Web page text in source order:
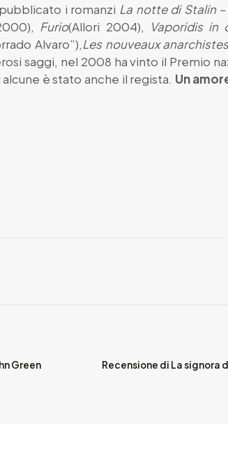
i romanzi La notte di Stalin
Furio(Allori 2004), Vaporidis in
Alvaro”),Les nouveaux
saggi, nel 2008 ha vinto il Premio
è stato anche il regista. Un
Green Recensione di La signora